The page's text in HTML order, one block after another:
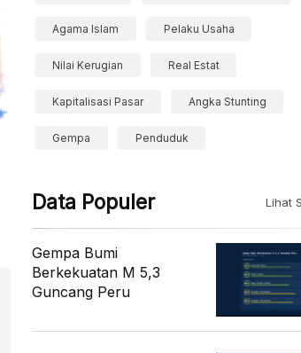
Agama Islam Pelaku Usaha
Nilai Kerugian Real Estat
Kapitalisasi Pasar Angka Stunting
Gempa Penduduk
Data Populer Lihat
Gempa Bumi
Berkekuatan M 5,3
Guncang Peru